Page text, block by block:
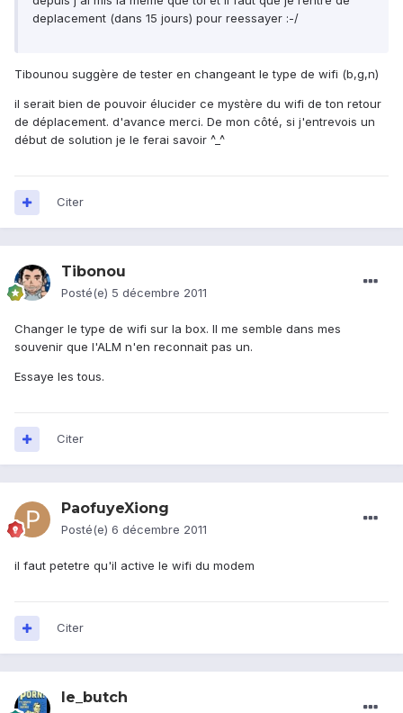
deplacement (dans 15 jours) pour reessayer :-/
Tibounou suggère de tester en changeant le type de wifi (b,g,n)
il serait bien de pouvoir élucider ce mystère du wifi de ton retour
de déplacement. d'avance merci. De mon côté, si j'entrevois un
début de solution je le ferai savoir ^_^
Citer
Tibonou
Posté(e) 5 décembre 2011
Changer le type de wifi sur la box. Il me semble dans mes
souvenir que l'ALM n'en reconnait pas un.
Essaye les tous.
Citer
PaofuyeXiong
Posté(e) 6 décembre 2011
il faut petetre qu'il active le wifi du modem
Citer
le_butch